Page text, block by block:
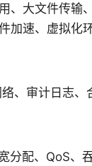
、大文件传输
加速、虚拟化
、审计日志、
配、QoS、